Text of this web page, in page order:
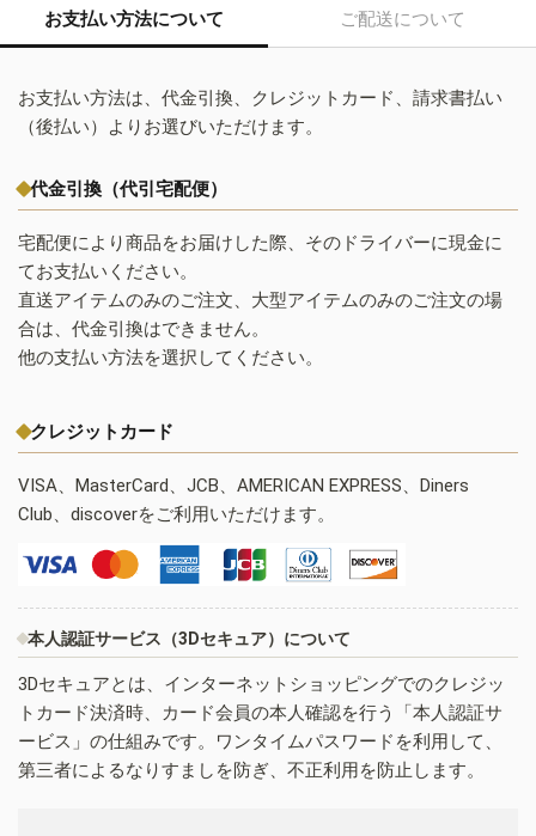
お支払い方法について ご配送について
お支払い方法は、代金引換、クレジットカード、請求書払い
（後払い）よりお選びいただけます。
代金引換（代引宅配便）
宅配便により商品をお届けした際、そのドライバーに現金に
てお支払いください。
直送アイテムのみのご注文、大型アイテムのみのご注文の場
合は、代金引換はできません。
他の支払い方法を選択してください。
クレジットカード
VISA、MasterCard、JCB、AMERICAN EXPRESS、Diners
Club、discoverをご利用いただけます。
本人認証サービス（3Dセキュア）について
3Dセキュアとは、インターネットショッピングでのクレジッ
トカード決済時、カード会員の本人確認を行う「本人認証サ
ービス」の仕組みです。ワンタイムパスワードを利用して、
第三者によるなりすましを防ぎ、不正利用を防止します。